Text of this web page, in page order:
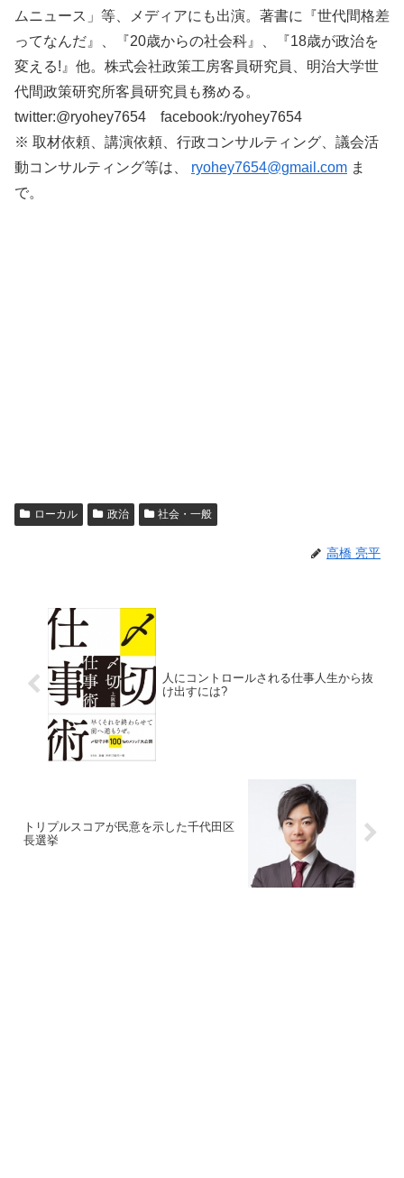
ムニュース」等、メディアにも出演。著書に『世代間格差
ってなんだ』、『20歳からの社会科』、『18歳が政治を
変える!』他。株式会社政策工房客員研究員、明治大学世
代間政策研究所客員研究員も務める。
twitter:@ryohey7654 facebook:/ryohey7654
※ 取材依頼、講演依頼、行政コンサルティング、議会活
動コンサルティング等は、 ryohey7654@gmail.com ま
で。
ローカル 政治 社会・一般
高橋 亮平
人にコントロールされる仕事人生から抜
け出すには?
トリプルスコアが民意を示した千代田区
長選挙